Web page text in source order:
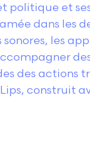
et ses
dans les
les
des actions
construit